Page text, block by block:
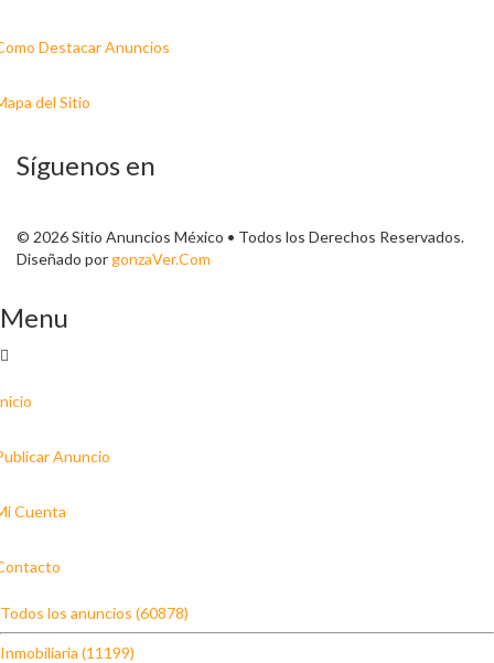
Destacar Anuncios
del Sitio
Síguenos en
© 2026 Sitio Anuncios México • Todos los Derechos Reservados.
Diseñado porgonzaVer.Com
Menu
Anuncio
Cuenta
Todos los anuncios (60878)
Inmobiliaria (11199)